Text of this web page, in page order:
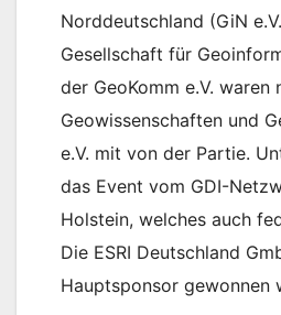
Norddeutschland (GiN
Gesellschaft für
der GeoKomm e.V. waren
Geowissenschaften und
e.V. mit von der Partie.
das Event vom GDI-
Holstein, welches auch
Die ESRI Deutschland
Hauptsponsor gewonnen